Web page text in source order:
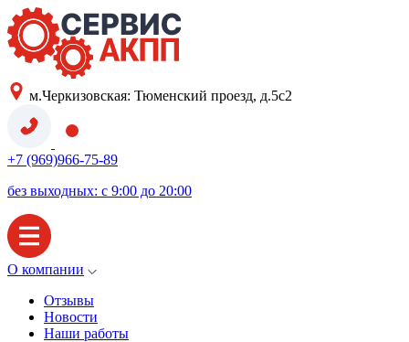
м.Черкизовская: Тюменский проезд, д.5с2
+7 (969)966-75-89
без выходных: с 9:00 до 20:00
О компании
Отзывы
Новости
Наши работы